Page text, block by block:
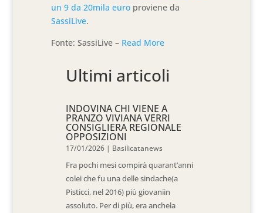
un 9 da 20mila euro proviene da
SassiLive.
Fonte: SassiLive – Read More
Ultimi articoli
INDOVINA CHI VIENE A
PRANZO VIVIANA VERRI
CONSIGLIERA REGIONALE
OPPOSIZIONI
17/01/2026 | Basilicatanews
Fra pochi mesi compirà quarant’anni
colei che fu una delle sindache(a
Pisticci, nel 2016) più giovaniin
assoluto. Per di più, era anchela